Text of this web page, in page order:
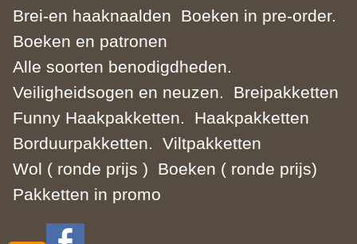
Brei-en haaknaalden
Boeken in pre-order.
Boeken en patronen
Alle soorten benodigdheden.
Veiligheidsogen en neuzen.
Breipakketten
Funny Haakpakketten.
Haakpakketten
Borduurpakketten.
Viltpakketten
Wol ( ronde prijs )
Boeken ( ronde prijs)
Pakketten in promo